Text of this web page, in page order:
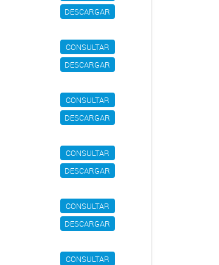
DESCARGAR
CONSULTAR
DESCARGAR
CONSULTAR
DESCARGAR
CONSULTAR
DESCARGAR
CONSULTAR
DESCARGAR
CONSULTAR